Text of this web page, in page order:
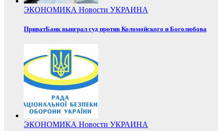
ЭКОНОМИКА Новости УКРАИНА
ПриватБанк выиграл суд против Коломойского и Боголюбова
ЭКОНОМИКА Новости УКРАИНА